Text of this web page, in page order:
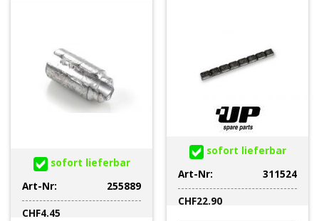
sofort lieferbar
Art-Nr:
255889
CHF4.45
sofort lieferbar
Art-Nr:
311524
CHF22.90